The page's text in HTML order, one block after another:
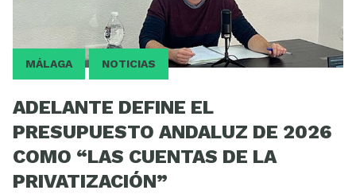
MÁLAGA NOTICIAS
ADELANTE DEFINE EL
PRESUPUESTO ANDALUZ DE 2026
COMO “LAS CUENTAS DE LA
PRIVATIZACIÓN”